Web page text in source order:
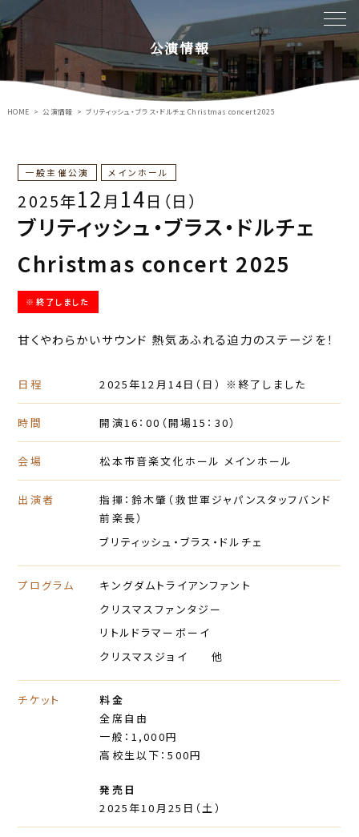
公演情報
HOME 公演情報 ブリティッシュ・ブラス・ドルチェ Christmas concert 2025
2025年12 月 14日（日）
一般主催公演 メインホール
ブリティッシュ・ブラス・ドルチェ
Christmas concert 2025
※終了しました
甘くやわらかいサウンド 熱気あふれる迫力のステージを！
日程 2025年12月14日 （日） ※終了しました
時間 開演16：00 （開場15：30）
会場 松本市音楽文化ホール メインホール
出演者
指揮：鈴木肇（救世軍ジャパンスタッフバンド
前楽長）
ブリティッシュ・ブラス・ドルチェ
プログラム
キングダムトライアンファント
クリスマスファンタジー
リトルドラマーボーイ
クリスマスジョイ 他
チケット
料金
全席自由
一般：1,000円
高校生以下：500円
発売日
2025年10月25日（土）